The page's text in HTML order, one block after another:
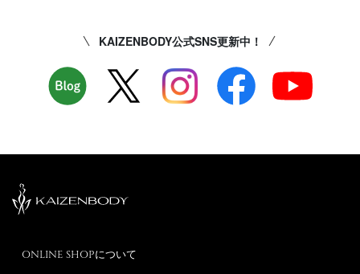
KAIZENBODY公式SNS更新中！
ONLINE SHOPについて